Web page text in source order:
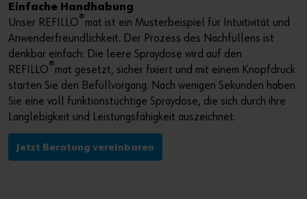
Einfache Handhabung
Unser REFILLO®mat ist ein Musterbeispiel für Intuitivität und
Anwenderfreundlichkeit. Der Prozess des Nachfüllens ist
denkbar einfach: Die leere Spraydose wird auf den
REFILLO®mat gesetzt, sicher fixiert und mit einem Knopfdruck
starten Sie den Befüllvorgang. Nach wenigen Sekunden haben
Sie eine voll funktionstüchtige Spraydose, die sich durch ihre
Langlebigkeit und Leistungsfähigkeit auszeichnet.
Jetzt Beratung vereinbaren